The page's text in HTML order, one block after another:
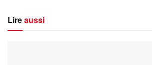
Lireaussi